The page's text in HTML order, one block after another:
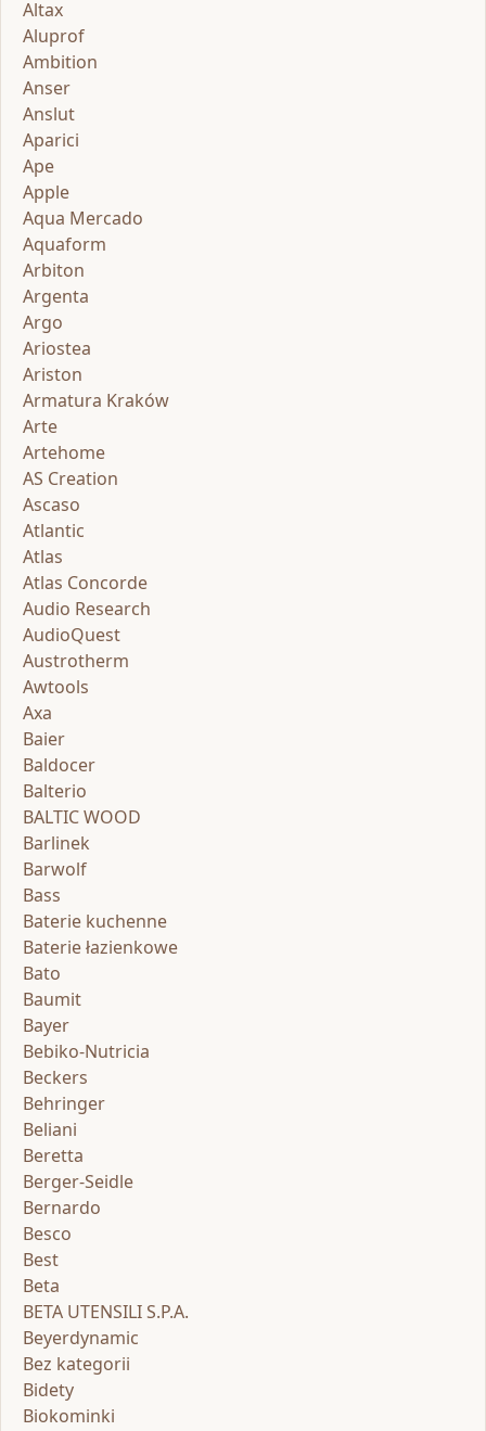
Altax
Aluprof
Ambition
Anser
Anslut
Aparici
Ape
Apple
Aqua Mercado
Aquaform
Arbiton
Argenta
Argo
Ariostea
Ariston
Armatura Kraków
Arte
Artehome
AS Creation
Ascaso
Atlantic
Atlas
Atlas Concorde
Audio Research
AudioQuest
Austrotherm
Awtools
Axa
Baier
Baldocer
Balterio
BALTIC WOOD
Barlinek
Barwolf
Bass
Baterie kuchenne
Baterie łazienkowe
Bato
Baumit
Bayer
Bebiko-Nutricia
Beckers
Behringer
Beliani
Beretta
Berger-Seidle
Bernardo
Besco
Best
Beta
BETA UTENSILI S.P.A.
Beyerdynamic
Bez kategorii
Bidety
Biokominki